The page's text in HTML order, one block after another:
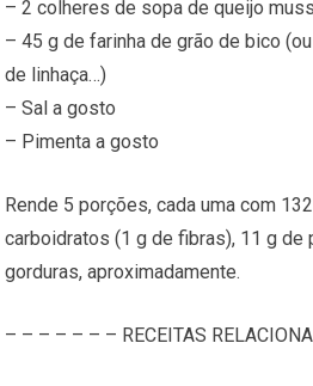
– 2 colheres de sopa de queijo
– 45 g de farinha de grão de bico
de linhaça…)
– Sal a gosto
– Pimenta a gosto
Rende 5 porções, cada uma com
carboidratos (1 g de fibras), 11 g de
gorduras, aproximadamente.
– – – – – – – RECEITAS